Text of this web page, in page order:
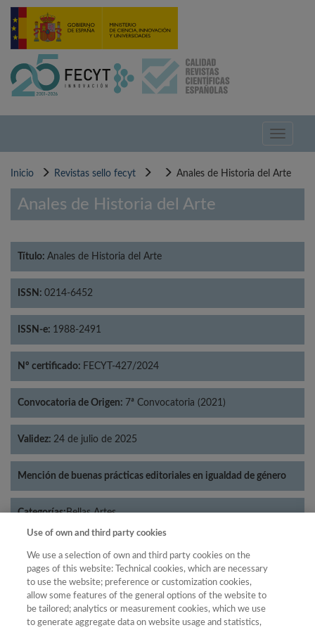
Pasar
contenido
Toggle
Inicio Revistas sello fecyt Anales de Historia del Arte
Anales de Historia del Arte
Título: Anales de Historia del Arte
ISSN: 0214-6452
ISSN-e: 1988-2491
Nº certificado: FECYT-427/2024
Convocatoria de Origen: 7ª Convocatoria (2021)
Validez: 24 de julio de 2025
Mención de buenas prácticas editoriales en igualdad de género
Categorías:Bellas Artes
Año
Año Filtrar
Use of own and third party cookies
We use a selection of own and third party cookies on the
pages of this website: Technical cookies, which are necessary
to use the website; preference or customization cookies,
allow some features of the general options of the website to
be tailored; analytics or measurement cookies, which we use
to generate aggregate data on website usage and statistics,